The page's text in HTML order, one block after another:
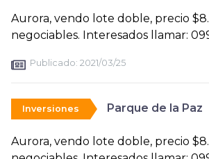
Aurora, vendo lote doble, precio
negociables. Interesados llamar:
Publicado: 2021/03/25
Inversiones Parque de la Paz
Aurora, vendo lote doble, precio